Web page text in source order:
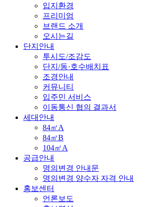
입지환경
프리미엄
브랜드 소개
오시는길
단지안내
투시도/조감도
단지/동·호수배치표
조경안내
커뮤니티
입주민 서비스
이동통신 협의 결과서
세대안내
84㎡A
84㎡B
104㎡A
공급안내
명의변경 안내문
명의변경 양수자 자격 안내
홍보센터
언론보도